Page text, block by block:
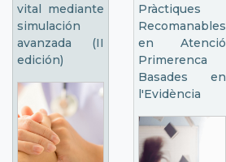
vital mediante
simulación
avanzada (II
edición)
Pràctiques
Recomanables
en Atenció
Primerenca
Basades en
l'Evidència